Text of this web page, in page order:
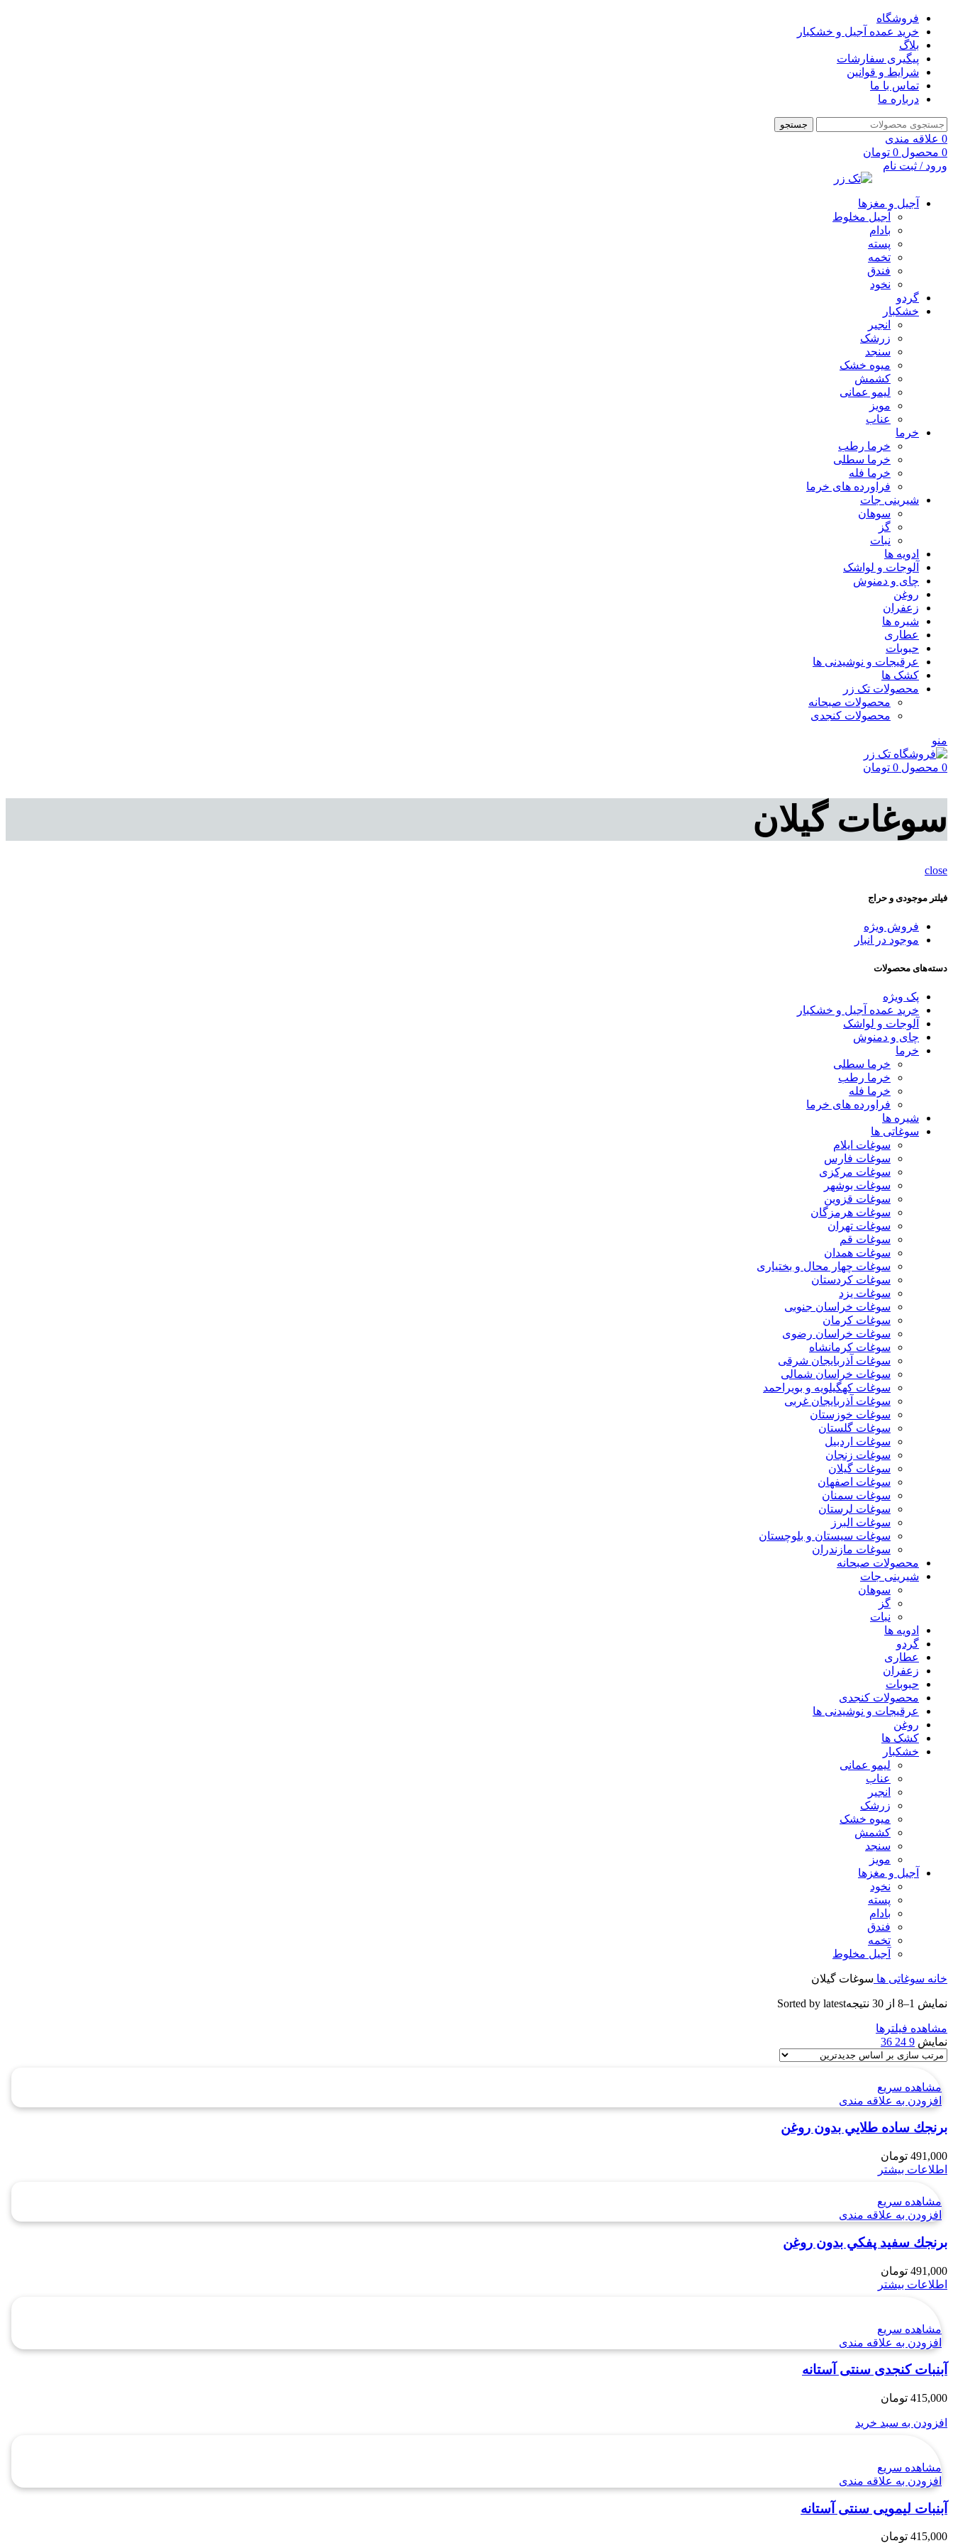
فروشگاه
خرید عمده آجیل و خشکبار
بلاگ
پیگیری سفارشات
شرایط و قوانین
تماس با ما
درباره ما
جستجو
0 علاقه مندی
0 محصول 0 تومان
ورود / ثبت نام
آجیل و مغزها
آجیل مخلوط
بادام
پسته
تخمه
فندق
نخود
گردو
خشکبار
انجیر
زرشک
سنجد
میوه خشک
کشمش
لیمو عمانی
مویز
عناب
خرما
خرما رطب
خرما سطلی
خرما فله
فراورده های خرما
شیرینی جات
سوهان
گز
نبات
ادویه ها
آلوجات و لواشک
چای و دمنوش
روغن
زعفران
شیره ها
عطاری
حبوبات
عرقیجات و نوشیدنی ها
کشک ها
محصولات تک زر
محصولات صبحانه
محصولات کنجدی
منو
0 محصول 0 تومان
سوغات گیلان
close
فیلتر موجودی و حراج
فروش ویژه
موجود در انبار
دسته‌های محصولات
پک ویژه
خرید عمده آجیل و خشکبار
آلوجات و لواشک
چای و دمنوش
خرما
خرما سطلی
خرما رطب
خرما فله
فراورده های خرما
شیره ها
سوغاتی ها
سوغات ایلام
سوغات فارس
سوغات مرکزی
سوغات بوشهر
سوغات قزوین
سوغات هرمزگان
سوغات تهران
سوغات قم
سوغات همدان
سوغات چهار محال و بختیاری
سوغات کردستان
سوغات یزد
سوغات خراسان جنوبی
سوغات کرمان
سوغات خراسان رضوی
سوغات کرمانشاه
سوغات آذربایجان شرقی
سوغات خراسان شمالی
سوغات کهگیلویه و بویراحمد
سوغات آذربایجان غربی
سوغات خوزستان
سوغات گلستان
سوغات اردبیل
سوغات زنجان
سوغات گیلان
سوغات اصفهان
سوغات سمنان
سوغات لرستان
سوغات البرز
سوغات سیستان و بلوچستان
سوغات مازندران
محصولات صبحانه
شیرینی جات
سوهان
گز
نبات
ادویه ها
گردو
عطاری
زعفران
حبوبات
محصولات کنجدی
عرقیجات و نوشیدنی ها
روغن
کشک ها
خشکبار
لیمو عمانی
عناب
انجیر
زرشک
میوه خشک
کشمش
سنجد
مویز
آجیل و مغزها
نخود
پسته
بادام
فندق
تخمه
آجیل مخلوط
خانه سوغاتی ها سوغات گیلان
نمایش 1–8 از 30 نتیجه Sorted by latest
مشاهده فیلترها
نمایش 9
24
36
مشاهده سریع
افزودن به علاقه مندی
برنجك ساده طلايي بدون روغن
491,000 تومان
اطلاعات بیشتر
مشاهده سریع
افزودن به علاقه مندی
برنجك سفيد پفكي بدون روغن
491,000 تومان
اطلاعات بیشتر
مشاهده سریع
افزودن به علاقه مندی
آبنبات کنجدی سنتی آستانه
415,000 تومان
افزودن به سبد خرید
مشاهده سریع
افزودن به علاقه مندی
آبنبات لیمویی سنتی آستانه
415,000 تومان